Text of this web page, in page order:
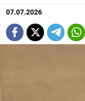
07.07.2026